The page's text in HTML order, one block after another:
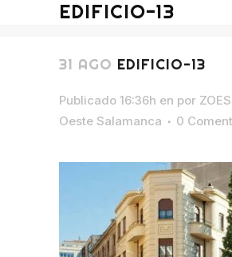
EDIFICIO-13
31 AGO EDIFICIO-13
Publicado 16:36h en por
Oeste Salamanca
0